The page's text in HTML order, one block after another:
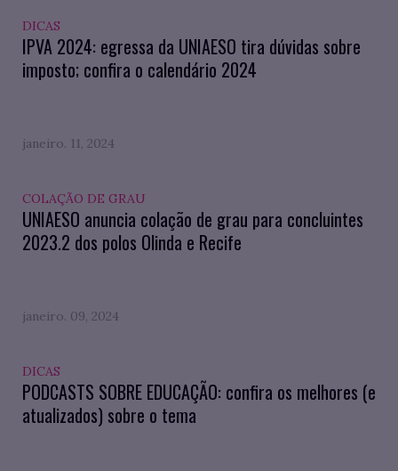
DICAS
IPVA 2024: egressa da UNIAESO tira dúvidas sobre
imposto; confira o calendário 2024
janeiro. 11, 2024
COLAÇÃO DE GRAU
UNIAESO anuncia colação de grau para concluintes
2023.2 dos polos Olinda e Recife
janeiro. 09, 2024
DICAS
PODCASTS SOBRE EDUCAÇÃO: confira os melhores (e
atualizados) sobre o tema